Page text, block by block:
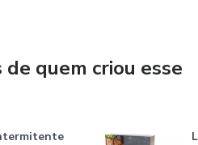
quem criou esse